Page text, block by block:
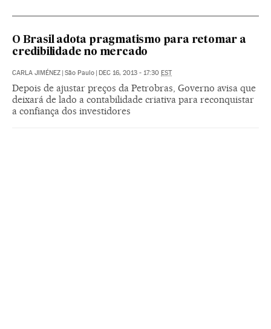
O Brasil adota pragmatismo para retomar a
credibilidade no mercado
CARLA JIMÉNEZ São Paulo DEC 16, 2013 - 17:30 EST
Depois de ajustar preços da Petrobras, Governo avisa que
deixará de lado a contabilidade criativa para reconquistar
a confiança dos investidores